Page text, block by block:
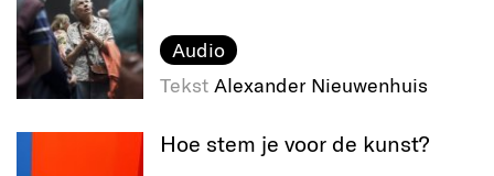
Audio
Tekst Alexander Nieuwenhuis
Hoe stem je voor de kunst?